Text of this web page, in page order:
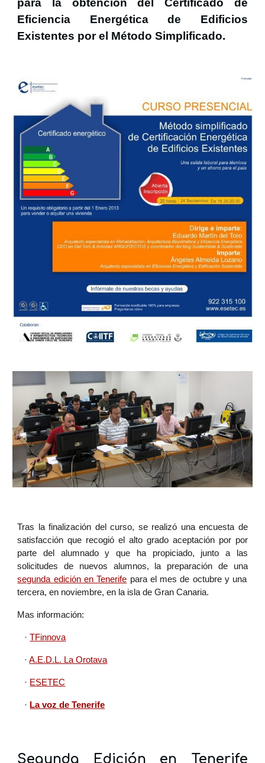
Eficiencia Energética de Edificios
Existentes por el Método Simplificado.
Tras la finalización del curso, se realizó una encuesta de
satisfacción que recogió el alto grado aceptación por por
parte del alumnado y que ha propiciado, junto a las
solicitudes de nuevos alumnos, la preparación de una
segunda edición en Tenerife para el mes de octubre y una
tercera, en noviembre, en la isla de Gran Canaria.
Mas información:
·TFinnova
·A.E.D.L. La Orotava
· ESETEC
· La voz de Tenerife
Segunda Edición en Tenerife